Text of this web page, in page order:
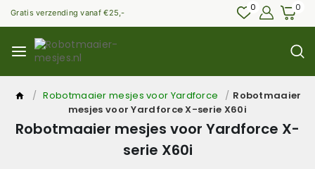
Gratis verzending vanaf €25,- 0 0
/ Robotmaaier mesjes voor Yardforce / Robotmaaier
mesjes voor Yardforce X-serie X60i
Robotmaaier mesjes voor Yardforce X-
serie X60i